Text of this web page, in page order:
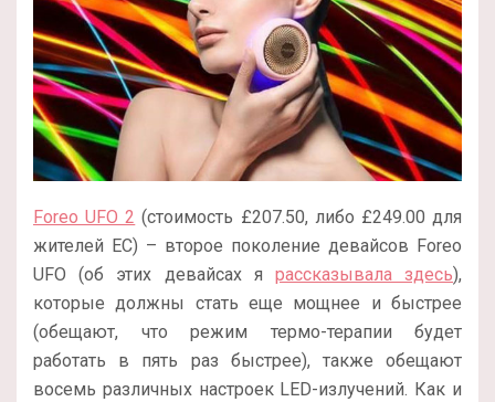
Foreo UFO 2 (стоимость £207.50, либо £249.00 для
жителей ЕС) – второе поколение девайсов Foreo
UFO (об этих девайсах я рассказывала здесь),
которые должны стать еще мощнее и быстрее
(обещают, что режим термо-терапии будет
работать в пять раз быстрее), также обещают
восемь различных настроек LED-излучений. Как и